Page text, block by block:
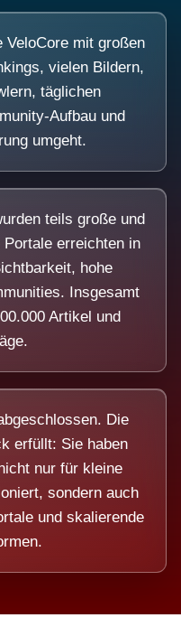
VeloCore mit großen
vielen Bildern,
täglichen
Aufbau und
umgeht.
teils große und
erreichten in
hohe
Insgesamt
Artikel und
Die
erfüllt: Sie haben
nur für kleine
sondern auch
und skalierende